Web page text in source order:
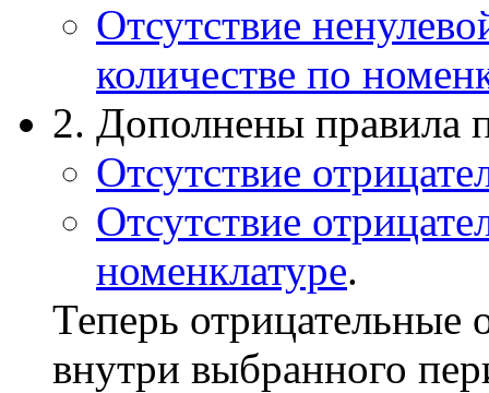
Отсутствие
количестве по
2. Дополнены правила
Отсутствие
Отсутствие
номенклатуре.
Теперь отрицательные
внутри выбранного